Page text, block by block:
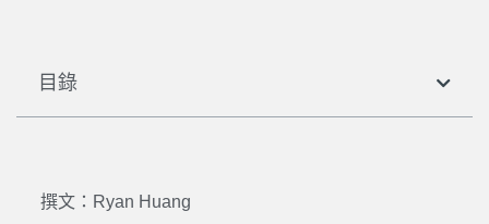
目錄
撰文：Ryan Huang